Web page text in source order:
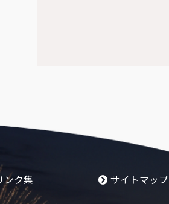
ンク集 サイトマップ